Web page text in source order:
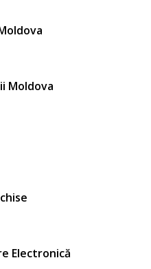
Moldova
Electronică